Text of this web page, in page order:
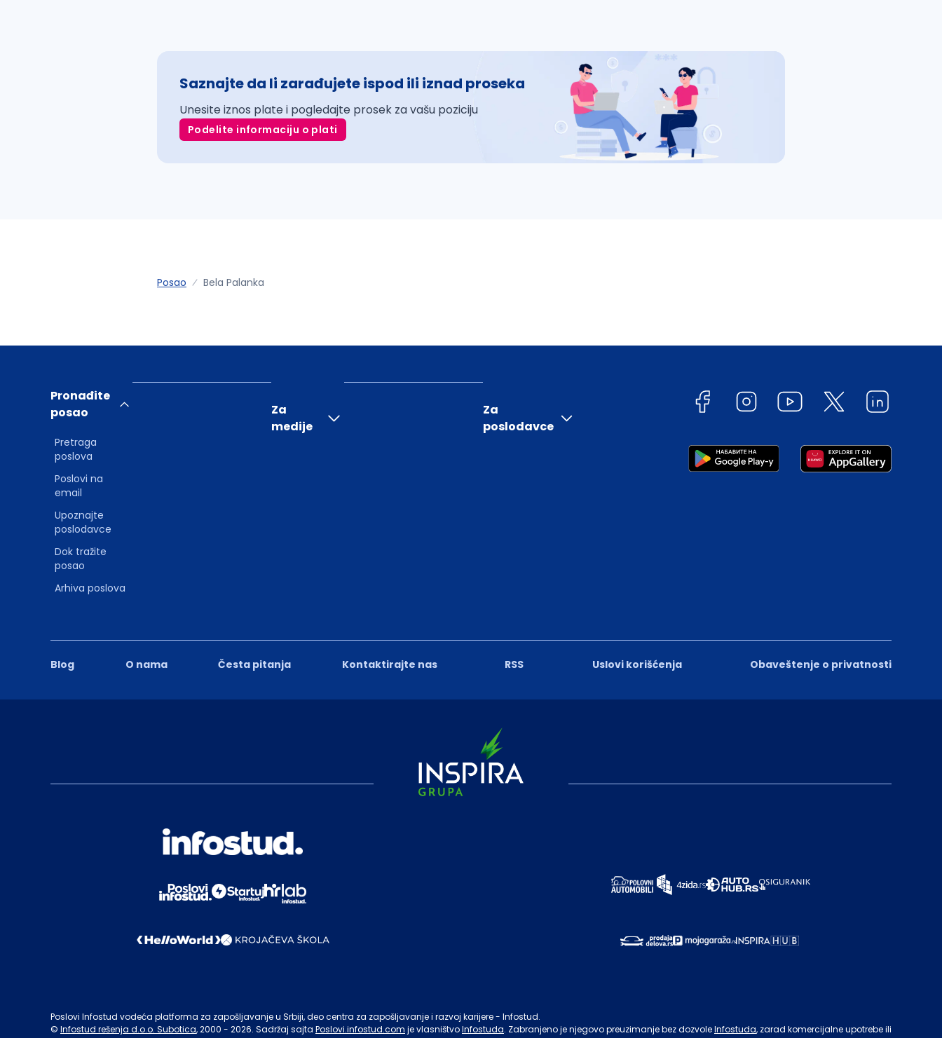
Saznajte da li zarađujete ispod ili iznad proseka
Unesite iznos plate i pogledajte prosek za vašu poziciju
Podelite informaciju o plati
Posao Bela Palanka
Blog O nama Česta pitanja Kontaktirajte nas RSS Uslovi korišćenja Obaveštenje o privatnosti
Pronađite
posao
Pretraga
poslova
Poslovi na
email
Upoznajte
poslodavce
Dok tražite
posao
Arhiva poslova
Za
medije
Za
poslodavce
Poslovi Infostud vodeća platforma za zapošljavanje u Srbiji, deo centra za zapošljavanje i razvoj karijere - Infostud.
© Infostud rešenja d.o.o. Subotica, 2000 - 2026. Sadržaj sajta Poslovi.infostud.com je vlasništvoInfostuda. Zabranjeno je njegovo preuzimanje bez dozvoleInfostuda, zarad komercijalne upotrebe ili